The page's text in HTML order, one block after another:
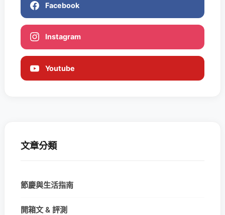
Facebook
Instagram
Youtube
文章分類
節慶與生活指南
開箱文 & 評測